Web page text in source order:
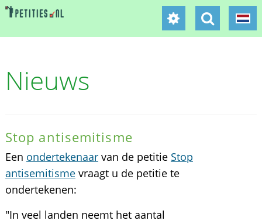
Nieuws
Stop antisemitisme
Een ondertekenaarvan de petitie Stop
antisemitismevraagt u de petitie te
ondertekenen:
"In veel landen neemt het aantal